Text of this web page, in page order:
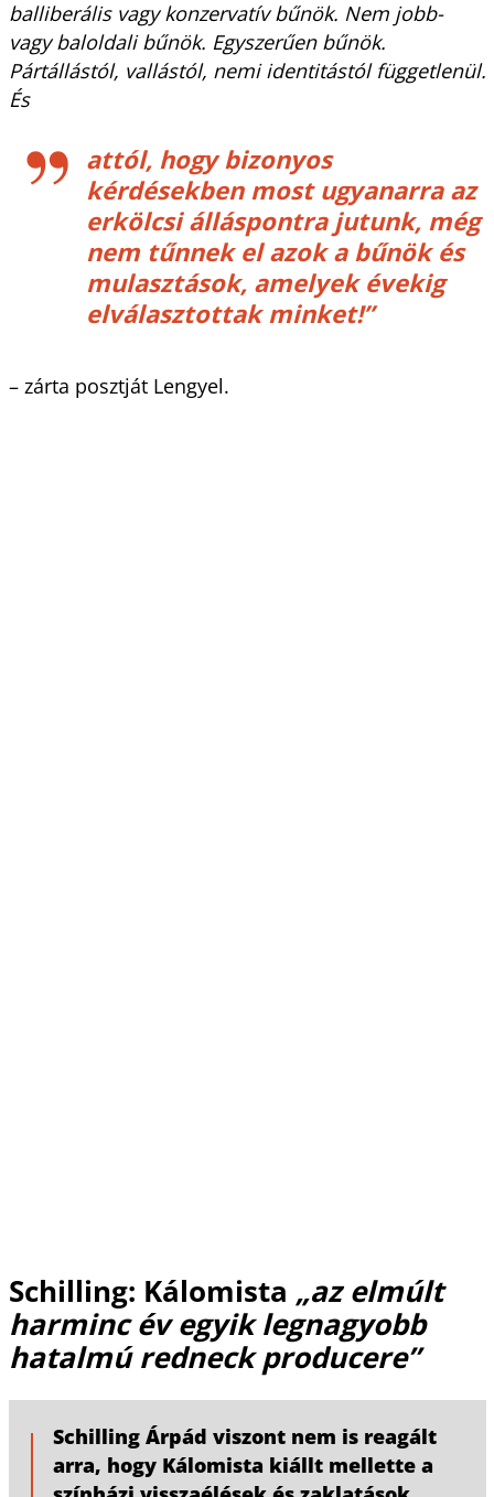
balliberális vagy konzervatív bűnök. Nem jobb-
vagy baloldali bűnök. Egyszerűen bűnök.
Pártállástól, vallástól, nemi identitástól függetlenül.
És
attól, hogy bizonyos
kérdésekben most ugyanarra az
erkölcsi álláspontra jutunk, még
nem tűnnek el azok a bűnök és
mulasztások, amelyek évekig
elválasztottak minket!”
– zárta posztját Lengyel.
Schilling: Kálomista „az elmúlt
harminc év egyik legnagyobb
hatalmú redneck producere”
Schilling Árpád viszont nem is reagált
arra, hogy Kálomista kiállt mellette a